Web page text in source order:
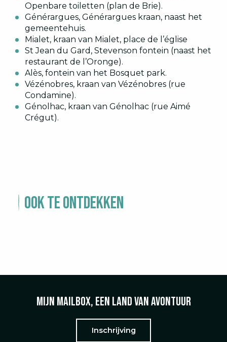
Openbare toiletten (plan de Brie).
Générargues, Générargues kraan, naast het
gemeentehuis.
Mialet, kraan van Mialet, place de l’église
St Jean du Gard, Stevenson fontein (naast het
restaurant de l’Oronge).
Alès, fontein van het Bosquet park.
Vézénobres, kraan van Vézénobres (rue
Condamine).
Génolhac, kraan van Génolhac (rue Aimé
Crégut).
Ook te ontdekken
MANIFEST
Mijn mailbox, een land van avontuur
Inschrijving